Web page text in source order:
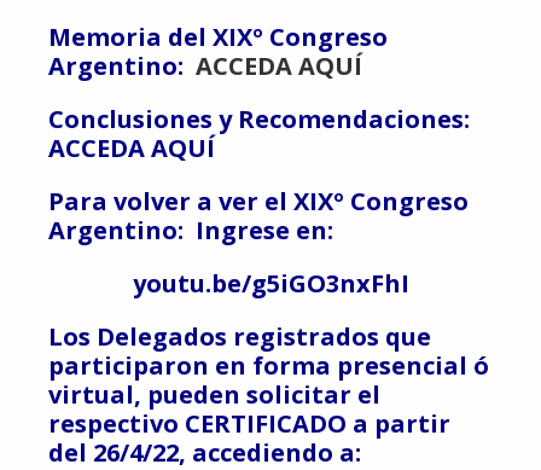
Memoria del XIXº Congreso
Argentino: ACCEDA AQUÍ
Conclusiones y Recomendaciones:
ACCEDAAQUÍ
Para volver a ver el XIXº Congreso
Argentino: Ingrese en:
youtu.be/g5iGO3nxFhI
Los Delegados registrados que
participaron en forma presencial ó
virtual, pueden solicitar el
respectivo CERTIFICADO a partir
del 26/4/22, accediendo a: